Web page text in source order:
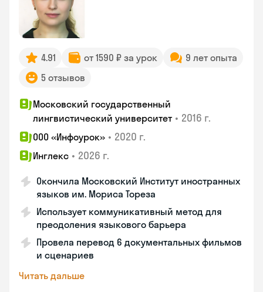
4.91 от 1590 ₽ за урок
9 лет опыта
5 отзывов
Московский государственный
лингвистический университет • 2016 г.
ООО «Инфоурок» • 2020 г.
Инглекс • 2026 г.
Окончила Московский Институт иностранных
языков им. Мориса Тореза
Использует коммуникативный метод для
преодоления языкового барьера
Провела перевод 6 документальных фильмов
и сценариев
Читать дальше